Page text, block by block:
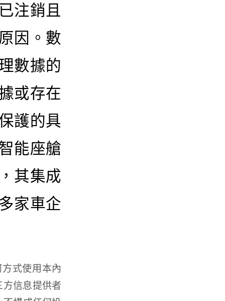
注銷且
因。數
數據的
或存在
護的具
能座艙
其集成
家車企
式使用本內
方信息提供者